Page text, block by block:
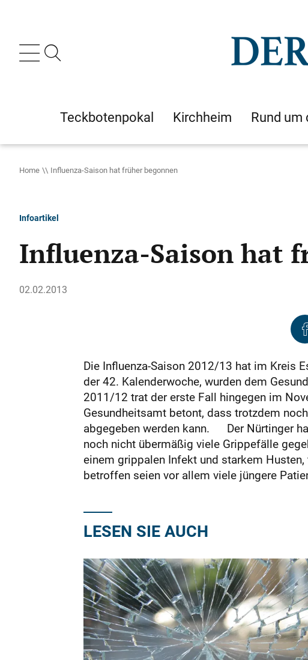
Teckbotenpokal Kirchheim Rund um
Home Influenza-Saison hat früher begonnen
Infoartikel
Influenza-Saison hat
02.02.2013
Die Influenza-Saison 2012/13 hat im Kreis
der 42. Kalenderwoche, wurden dem
2011/12 trat der erste Fall hingegen im
Gesundheitsamt betont, dass trotzdem
abgegeben werden kann. Der Nürtinger
noch nicht übermäßig viele Grippefälle
einem grippalen Infekt und starkem
betroffen seien vor allem viele jüngere
LESEN SIE AUCH